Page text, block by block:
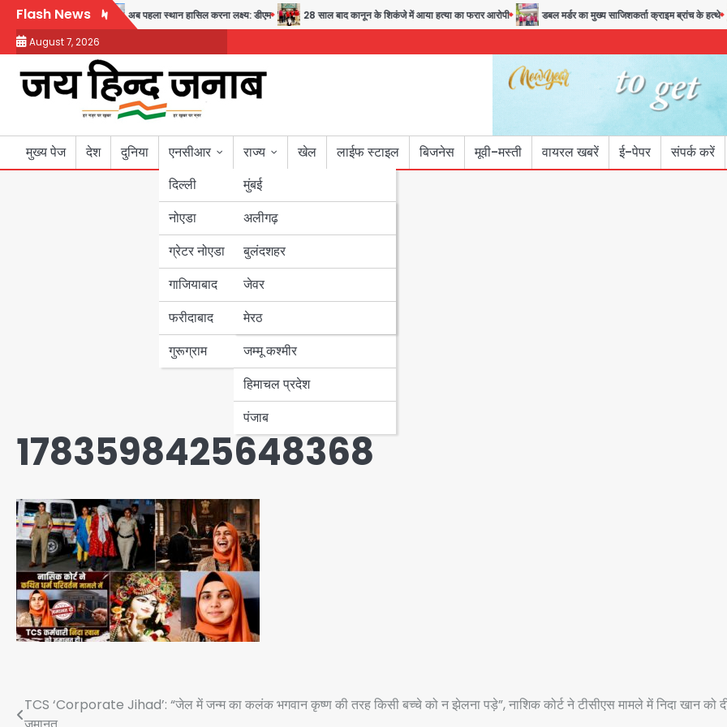
Skip
content
Flash News
और सुरक्षा का संदेश अब पहला स्थान हासिल करना लक्ष्य: डीएम 28 साल बाद कानून के शिकंजे में आया हत्या का फरार आरोपी डबल मर्डर का मुख्य साजिशकर्ता क्राइम ब्रांच के हत्थे
August 7, 2026
मुख्य पेज देश दुनिया
एनसीआर
दिल्ली
नोएडा
ग्रेटर नोएडा
गाजियाबाद
फरीदाबाद
गुरूग्राम
राज्य
मुंबई
उत्तर प्रदेश
अलीगढ़
बुलंदशहर
जेवर
मेरठ
बिहार
पंजाब
हरियाणा
जम्मू कश्मीर
हिमाचल प्रदेश
पंजाब
खेल लाईफ स्टाइल बिजनेस मूवी-मस्ती वायरल खबरें ई-पेपर संपर्क करें
1783598425648368
Post
TCS ‘Corporate Jihad’: “जेल में जन्म का कलंक भगवान कृष्ण की तरह किसी बच्चे को न झेलना पड़े”, नाशिक कोर्ट ने टीसीएस मामले में निदा खान को